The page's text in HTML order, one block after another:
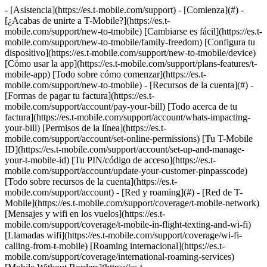
- [Asistencia](https://es.t-mobile.com/support) - [Comienza](#) - [¿Acabas de unirte a T-Mobile?](https://es.t-mobile.com/support/new-to-tmobile) [Cambiarse es fácil](https://es.t-mobile.com/support/new-to-tmobile/family-freedom) [Configura tu dispositivo](https://es.t-mobile.com/support/new-to-tmobile/device) [Cómo usar la app](https://es.t-mobile.com/support/plans-features/t-mobile-app) [Todo sobre cómo comenzar](https://es.t-mobile.com/support/new-to-tmobile) - [Recursos de la cuenta](#) - [Formas de pagar tu factura](https://es.t-mobile.com/support/account/pay-your-bill) [Todo acerca de tu factura](https://es.t-mobile.com/support/account/whats-impacting-your-bill) [Permisos de la línea](https://es.t-mobile.com/support/account/set-online-permissions) [Tu T-Mobile ID](https://es.t-mobile.com/support/account/set-up-and-manage-your-t-mobile-id) [Tu PIN/código de acceso](https://es.t-mobile.com/support/account/update-your-customer-pinpasscode) [Todo sobre recursos de la cuenta](https://es.t-mobile.com/support/account) - [Red y roaming](#) - [Red de T-Mobile](https://es.t-mobile.com/support/coverage/t-mobile-network) [Mensajes y wifi en los vuelos](https://es.t-mobile.com/support/coverage/t-mobile-in-flight-texting-and-wi-fi) [Llamadas wifi](https://es.t-mobile.com/support/coverage/wi-fi-calling-from-t-mobile) [Roaming internacional](https://es.t-mobile.com/support/coverage/international-roaming-services) [Mobile Without Borders](https://es.t-mobile.com/support/coverage/mobile-without-borders) [Todo sobre red y roaming](https://es.t-mobile.com/support/coverage) - [Asistencia de planes](#) - [Encuentra el plan ideal](https://es.t-mobile.com/support/plans-features/find-the-right-plan-for-you) [Netflix por cuenta nuestra](https://es.t-mobile.com/support/plans-features/netflix-on-us) [Planes hotspot](https://es.t-mobile.com/support/plans-features/mobile-internet-plans-for-hotspots) [Correo de voz](https://es.t-mobile.com/support/plans-features/voicemail) [Usa el Hotspot móvil](https://es.t-mobile.com/support/plans-features/smartphone-mobile-hotspot-wi-fi-sharing--tethering) [Todo sobre asistencia de planes](https://es.t-mobile.com/support/plans-features) - [Asistencia de dispositivo](#) - [Tutoriales](https://es.t-mobile.com/support/tutorials) [Resolución de problemas](https://es.t-mobile.com/support/phones-tablets-devices/troubleshooting) [Desbloquear tu dispositivo](https://es.t-mobile.com/support/devices/unlock-your-mobile-wireless-device) [Protege tu dispositivo](https://es.t-mobile.com/support/devices/protectionandlt360andgt-and-device-protection) [Tarjeta SIM e eSIM](https://es.t-mobile.com/support/devices/sim-esim) [Asistencia para dispositivos](https://es.t-mobile.com/support/phones-tablets-devices) - [Asistencia para empresas](#) - [Obtén T-Mobile para Empresas](https://es.t-mobile.com/support/business/new-to-business) [Facturación y pagos](https://es.t-mobile.com/support/business/billing) [Administra tu cuenta](https://es.t-mobile.com/support/business/account) [Pedidos y compras](https://es.t-mobile.com/support/business/orders-shopping) [Regístrate en Account Hub](https://es.t-mobile.com/support/business/account-hub-registration) [Todo sobre asistencia para empresas](https://es.t-mobile.com/support/business) [ASISTENCIA](https://es.t-mobile.com/support) - [Comienza](#) - [¿Acabas de unirte a T-Mobile?](https://es.t-mobile.com/support/new-to-tmobile) - [Cambiarse es fácil](https://es.t-mobile.com/support/new-to-tmobile/family-freedom) - [Configura tu dispositivo](https://es.t-mobile.com/support/new-to-tmobile/device) - [Cómo usar la app](https://es.t-mobile.com/support/plans-features/t-mobile-app) - [Todo sobre cómo comenzar](https://es.t-mobile.com/support/new-to-tmobile) - [Recursos de la cuenta](#) - [Formas de pagar tu factura](https://es.t-mobile.com/support/account/pay-your-bill) - [Todo acerca de tu factura](https://es.t-mobile.com/support/account/whats-impacting-your-bill) - [Permisos de la línea](https://es.t-mobile.com/support/account/set-online-permissions) - [Tu T-Mobile ID](https://es.t-mobile.com/support/account/set-up-and-manage-your-t-mobile-id) - [Tu PIN/código de acceso](https://es.t-mobile.com/support/account/update-your-customer-pinpasscode) - [Todo sobre recursos de la cuenta](https://es.t-mobile.com/support/account) - [Red y roaming](#) - [Red de T-Mobile](https://es.t-mobile.com/support/coverage/t-mobile-network) - [Mensajes y wifi en los vuelos](https://es.t-mobile.com/support/coverage/t-mobile-in-flight-texting-and-wi-fi) - [Llamadas wifi](https://es.t-mobile.com/support/coverage/wi-fi-calling-from-t-mobile) - [Roaming internacional](https://es.t-mobile.com/support/coverage/international-roaming-services) - [Mobile Without Borders](https://es.t-mobile.com/support/coverage/mobile-without-borders) - [Todo sobre red y roaming](https://es.t-mobile.com/support/coverage) - [Asistencia de planes](#) - [Encuentra el plan ideal](https://es.t-mobile.com/support/plans-features/find-the-right-plan-for-you) - [Netflix por cuenta nuestra](https://es.t-mobile.com/support/plans-features/netflix-on-us) - [Planes hotspot](https://es.t-mobile.com/support/plans-features/mobile-internet-plans-for-hotspots) - [Correo de voz](https://es.t-mobile.com/support/plans-features/voicemail) - [Usa el Hotspot móvil](https://es.t-mobile.com/support/plans-features/smartphone-mobile-hotspot-wi-fi-sharing--tethering) - [Todo sobre asistencia de planes](https://es.t-mobile.com/support/plans-features) - [Asistencia de dispositivo](#) - [Tutoriales](https://es.t-mobile.com/support/tutorials) - [Resolución de problemas](https://es.t-mobile.com/support/phones-tablets-devices/troubleshooting) - [Desbloquear tu dispositivo](https://es.t-mobile.com/support/devices/unlock-your-mobile-wireless-device) - [Protege tu dispositivo](https://es.t-mobile.com/support/devices/protectionandlt360andgt-and-device-protection) - [Tarjeta SIM e eSIM](https://es.t-mobile.com/support/devices/sim-esim) - [Asistencia para dispositivos](https://es.t-mobile.com/support/phones-tablets-devices) - [Asistencia para empresas](#) - [Obtén T-Mobile para Empresas](https://es.t-mobile.com/support/business/new-to-business) - [Facturación y pagos](https://es.t-mobile.com/support/business/billing) - [Administra tu cuenta](https://es.t-mobile.com/support/business/account) - [Pedidos y compras](https://es.t-mobile.com/support/business/orders-shopping) - [Regístrate en Account Hub](https://es.t-mobile.com/support/business/account-hub-registration) - [Todo sobre asistencia para empresas](https://es.t-mobile.com/support/business) [Asistencia](https://es.t-mobile.com/support/) [T-Mobile Para Empresas](https://es.t-mobile.com/support/community/business) # Administrar servicios: Account Hub 0 Added! [](https://es.t-mobile.com) ### Administrar enlaces Haz clic en cualquier [available links](https://es.t-mobile.com) to add. Haz clic en cualquier [added links](https://es.t-mobile.com) to remove. Enlaces con [no highlight](https://es.t-mobile.com) can't be sent. Listo (0 Links) Usa estos pasos de Account Hub para hacer cambios en el servicio de tu cuenta de T-Mobile Para Empresas. ## En esta página: - [Cambiar servicios](https://es.t-mobile.com#change) - [Bloquear y desbloquear servicios internacionales](https://es.t-mobile.com#international) - [Implementación automática y Habilitar Facturación a BAN](https://es.t-mobile.com#deploy) - [Activar o desactivar la protección de SIM](https://es.t-mobile.com#SIM) - [Activar o desactivar la protección de transferencia](https://es.t-mobile.com#port) ## [](https://es.t-mobile.com)Cambiar servicios 1. Ingresa a [Account Hub](https://es.t-mobile.com/business/accounthub) y ve a __Manage Accounts (administrar cuentas)__ para seleccionar la cuenta deseada si tienes varias. 2. En la pestaña Administrar líneas, selecciona los tres puntos correspondientes a la línea deseada y selecciona __Cambiar servicio__. Aparece la ventana Cambiar servicios. 3. Selecciona o anula la selección de los servicios activos que te gustaría agregar o eliminar. Selecciona __Review changes (revisar cambios)__. 4. Revisa los cambios y selecciona la casilla de verificación para aceptar los Términos y condiciones. 5. Selecciona __Submit changes (enviar cambios)__ y recibirás un número de transacción, que se puede ver en la página Historial de transacciones. ## [](https://es.t-mobile.com)Bloquear y desbloquear servicios internacionales 1. Ingresa a [Account Hub](https://es.t-mobile.com/business/accounthub) y ve a __Manage Accounts (administrar cuentas)__ para seleccionar la cuenta deseada si tienes varias. 2. Desde la pestaña Administrar líneas, selecciona la línea en la que deseas cambiar el servicio y luego selecciona el número. 3. Dentro de la pestaña Planes y servicios, selecciona la opción de activar/desactivar para Bloquear llamadas internacionales desde los EE. UU. o Bloquear datos en roaming internacional. 4. Selecciona __Confirmar__ para enviar tus cambios. ## [](https://es.t-mobile.com)Implementación automática y Habilitar Facturación a BAN Usa estos pasos para que los Usuarios Autorizados puedan habilitar o Bloquear la Implementación automática o habilitar la facturación al BAN al nivel de la línea. 1. [Ingresa a Account Hub](https://nam02.safelinks.protection.outlook.com/). 2. Ve a __Administrar cuentas__. Si tienes varias cuentas, selecciona la cuenta deseada. 3. Desde la pestaña Administrar líneas, selecciona la línea en la que deseas cambiar el servicio y luego selecciona el número. 4. En la pestaña Planes y servicios, selecc